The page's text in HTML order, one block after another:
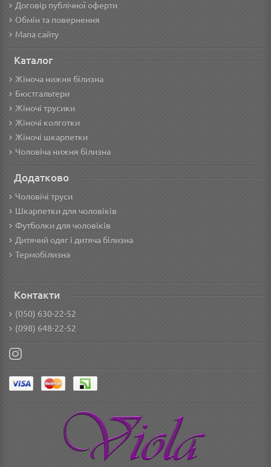
Договір публічної оферти
Обмін та повернення
Мапа сайту
Каталог
Жіноча нижня білизна
Бюстгальтери
Жіночі трусики
Жіночі колготки
Жіночі шкарпетки
Чоловіча нижня білизна
Додатково
Чоловічі труси
Шкарпетки для чоловіків
Футболки для чоловіків
Дитячий одяг і дитяча білизна
Термобілизна
Контакти
(050) 630-22-52
(098) 648-22-52